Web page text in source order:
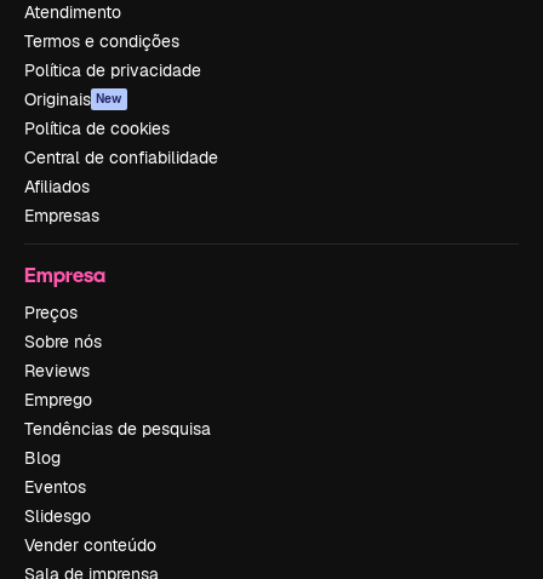
Atendimento
Termos e condições
Política de privacidade
Originais New
Política de cookies
Central de confiabilidade
Afiliados
Empresas
Empresa
Preços
Sobre nós
Reviews
Emprego
Tendências de pesquisa
Blog
Eventos
Slidesgo
Vender conteúdo
Sala de imprensa